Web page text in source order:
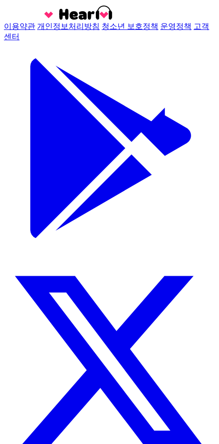
이용약관 개인정보처리방침 청소년 보호정책 운영정책 고객
센터